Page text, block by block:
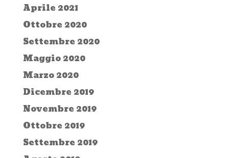
Aprile 2021
Ottobre 2020
Settembre 2020
Maggio 2020
Marzo 2020
Dicembre 2019
Novembre 2019
Ottobre 2019
Settembre 2019